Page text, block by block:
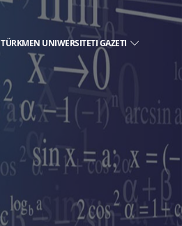
TÜRKMEN UNIWERSITETI GAZETI